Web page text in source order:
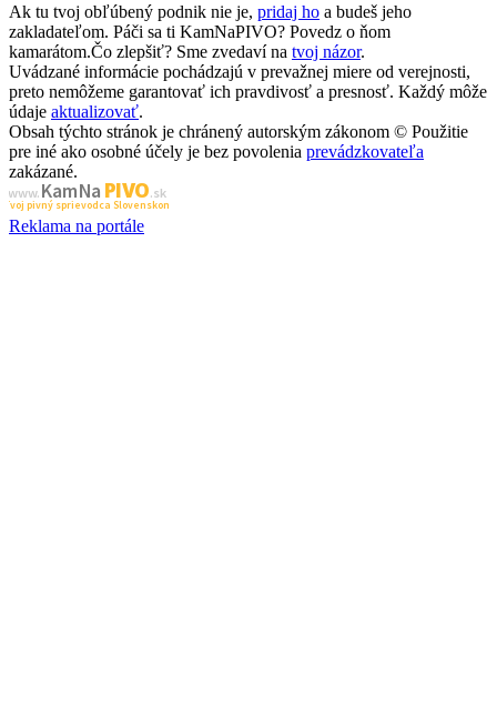
Ak tu tvoj obľúbený podnik nie je, pridaj ho a budeš jeho
zakladateľom. Páči sa ti KamNaPIVO? Povedz o ňom
kamarátom.Čo zlepšiť? Sme zvedaví na tvoj názor.
Uvádzané informácie pochádzajú v prevažnej miere od verejnosti,
preto nemôžeme garantovať ich pravdivosť a presnosť. Každý môže
údaje aktualizovať.
Obsah týchto stránok je chránený autorským zákonom © Použitie
pre iné ako osobné účely je bez povolenia prevádzkovateľa
zakázané.
www.Kam Na PIVO.sk
Tvoj pivný sprievodca Slovenskom
Reklama na portále